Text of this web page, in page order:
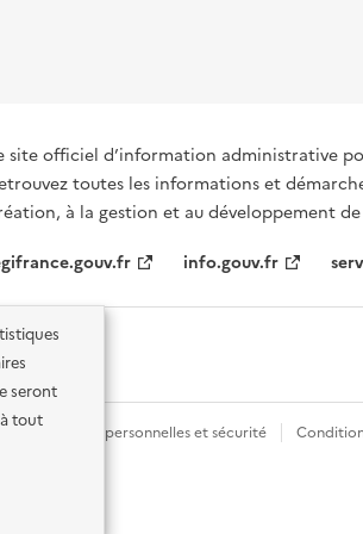
seront
tout
site officiel d’information administrative
toutes les informations et
à la gestion et au développement
info.gouv.fr
Données personnelles et sécurité